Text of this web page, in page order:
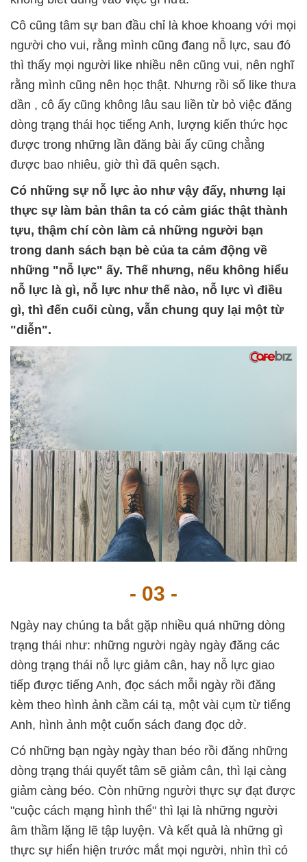
Cô cũng tâm sự ban đầu chỉ là khoe khoang với mọi
người cho vui, rằng mình cũng đang nỗ lực, sau đó
thì thấy mọi người like nhiều nên cũng vui, nên nghĩ
rằng mình cũng nên học thật. Nhưng rồi số like thưa
dần , cô ấy cũng không lâu sau liền từ bỏ việc đăng
dòng trạng thái học tiếng Anh, lượng kiến thức học
được trong những lần đăng bài ấy cũng chẳng
được bao nhiêu, giờ thì đã quên sạch.
Có những sự nỗ lực ảo như vậy đấy, nhưng lại
thực sự làm bản thân ta có cảm giác thật thành
tựu, thậm chí còn làm cả những người bạn
trong danh sách bạn bè của ta cảm động về
những "nỗ lực" ấy. Thế nhưng, nếu không hiểu
nỗ lực là gì, nỗ lực như thế nào, nỗ lực vì điều
gì, thì đến cuối cùng, vẫn chung quy lại một từ
"diễn".
- 03 -
Ngày nay chúng ta bắt gặp nhiều quá những dòng
trạng thái như: những người ngày ngày đăng các
dòng trạng thái nỗ lực giảm cân, hay nỗ lực giao
tiếp được tiếng Anh, đọc sách mỗi ngày rồi đăng
kèm theo hình ảnh cầm cái tạ, một vài cụm từ tiếng
Anh, hình ảnh một cuốn sách đang đọc dở.
Có những bạn ngày ngày than béo rồi đăng những
dòng trạng thái quyết tâm sẽ giảm cân, thì lại càng
giảm càng béo. Còn những người thực sự đạt được
"cuộc cách mạng hình thể" thì lại là những người
âm thầm lặng lẽ tập luyện. Và kết quả là những gì
thực sự hiển hiện trước mắt mọi người, nhìn thì có